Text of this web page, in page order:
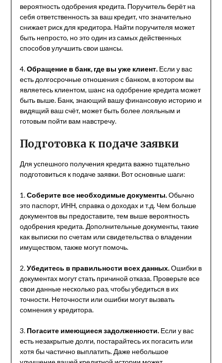
вероятность одобрения кредита. Поручитель берёт на
себя ответственность за ваш кредит, что значительно
снижает риск для кредитора. Найти поручителя может
быть непросто, но это один из самых действенных
способов улучшить свои шансы.
4.Обращение в банк, где вы уже клиент.Если у вас
есть долгосрочные отношения с банком, в котором вы
являетесь клиентом, шанс на одобрение кредита может
быть выше. Банк, знающий вашу финансовую историю и
видящий ваш счёт, может быть более лояльным и
готовым пойти вам навстречу.
Подготовка к подаче заявки
Для успешного получения кредита важно тщательно
подготовиться к подаче заявки. Вот основные шаги:
1.Соберите все необходимые документы.Обычно
это паспорт, ИНН, справка о доходах и т.д. Чем больше
документов вы предоставите, тем выше вероятность
одобрения кредита. Дополнительные документы, такие
как выписки по счетам или свидетельства о владении
имуществом, также могут помочь.
2.Убедитесь в правильности всех данных.Ошибки в
документах могут стать причиной отказа. Проверьте все
свои данные несколько раз, чтобы убедиться в их
точности. Неточности или ошибки могут вызвать
сомнения у кредитора.
3. Погасите имеющиеся задолженности.Если у вас
есть незакрытые долги, постарайтесь их погасить или
хотя бы частично выплатить. Даже небольшое